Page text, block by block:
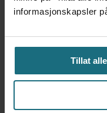
informasjonskapsler
Tillat
Ebola-
nærmer